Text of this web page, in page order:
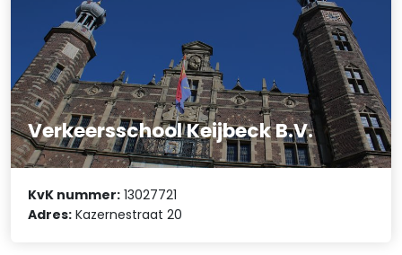
Verkeersschool Keijbeck B.V.
KvK nummer: 13027721
Adres: Kazernestraat 20